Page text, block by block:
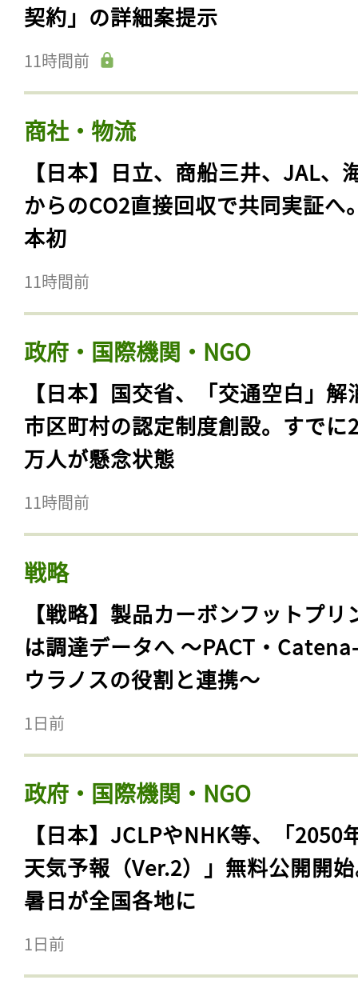
契約」の詳細案提示
11時間前
商社・物流
【日本】日立、商船三井、JAL、
からのCO2直接回収で共同実証へ
本初
11時間前
政府・国際機関・NGO
【日本】国交省、「交通空白」解
市区町村の認定制度創設。すでに
万人が懸念状態
11時間前
戦略
【戦略】製品カーボンフットプリ
は調達データへ 〜PACT・
ウラノスの役割と連携〜
1日前
政府・国際機関・NGO
【日本】JCLPやNHK等、「2050
天気予報（Ver.2）」無料公開開
暑日が全国各地に
1日前